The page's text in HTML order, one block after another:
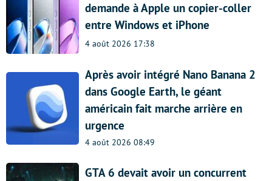
demande à Apple un copier-coller
entre Windows et iPhone
4 août 2026 17:38
Après avoir intégré Nano Banana 2
dans Google Earth, le géant
américain fait marche arrière en
urgence
4 août 2026 08:49
GTA 6 devait avoir un concurrent